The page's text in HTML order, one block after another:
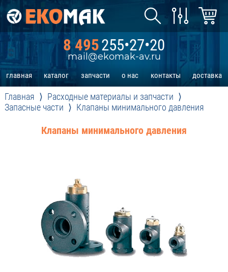
8 495255•27•20
mail@ekomak-av.ru
главная каталог запчасти о нас контакты доставка
Главная
Расходные материалы и запчасти
Запасные части
Клапаны минимального давления
Клапаны минимального давления